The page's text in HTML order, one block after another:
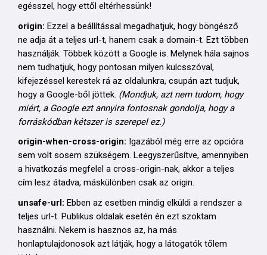
egésszel, hogy ettől eltérhessünk!
origin: Ezzel a beállítással megadhatjuk, hogy böngésző
ne adja át a teljes url-t, hanem csak a domain-t. Ezt többen
használják. Többek között a Google is. Melynek hála sajnos
nem tudhatjuk, hogy pontosan milyen kulcsszóval,
kifejezéssel kerestek rá az oldalunkra, csupán azt tudjuk,
hogy a Google-ből jöttek. (Mondjuk, azt nem tudom, hogy
miért, a Google ezt annyira fontosnak gondolja, hogy a
forráskódban kétszer is szerepel ez.)
origin-when-cross-origin: Igazából még erre az opcióra
sem volt sosem szükségem. Leegyszerűsítve, amennyiben
a hivatkozás megfelel a cross-origin-nak, akkor a teljes
cím lesz átadva, máskülönben csak az origin.
unsafe-url: Ebben az esetben mindig elküldi a rendszer a
teljes url-t. Publikus oldalak esetén én ezt szoktam
használni. Nekem is hasznos az, ha más
honlaptulajdonosok azt látják, hogy a látogatók tőlem